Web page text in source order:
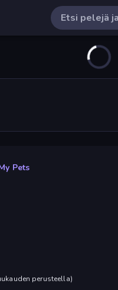
Pets
perusteella)